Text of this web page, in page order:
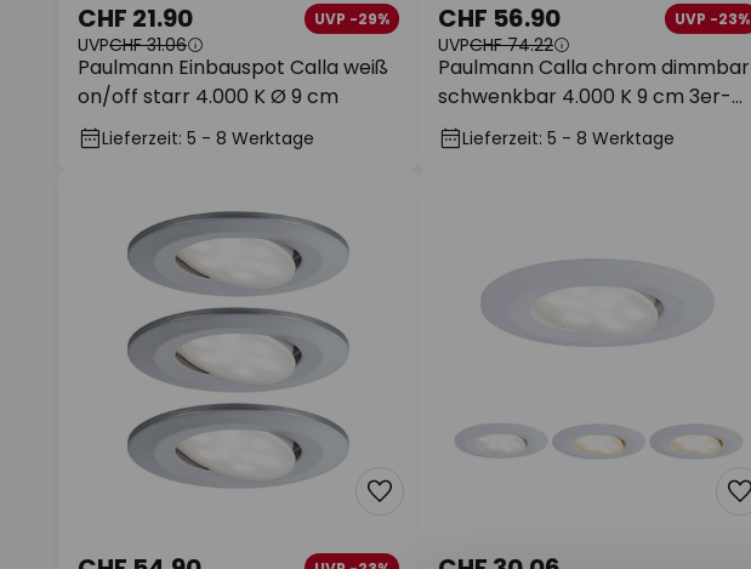
Paulmann Einbauspot Calla weiß
on/off starr 4.000 K Ø 9 cm
CHF 21.90 UVP -29%
UVPCHF 31.06
Lieferzeit: 5 - 8 Werktage
Paulmann Calla chrom dimmbar
schwenkbar 4.000 K 9 cm 3er-
Set
CHF 56.90 UVP -23%
UVPCHF 74.22
Lieferzeit: 5 - 8 Werktage